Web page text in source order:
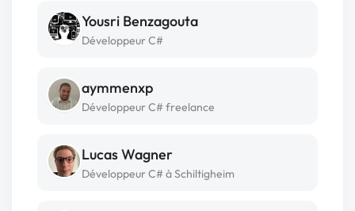
Yousri Benzagouta
Développeur C#
aymmenxp
Développeur C# freelance
Lucas Wagner
Développeur C# à Schiltigheim